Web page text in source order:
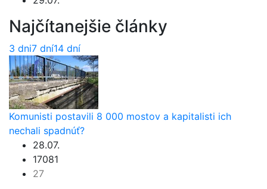
Najčítanejšie články
3 dni7 dní14 dní
Komunisti postavili 8 000 mostov a kapitalisti ich
nechali spadnúť?
28.07.
17081
27